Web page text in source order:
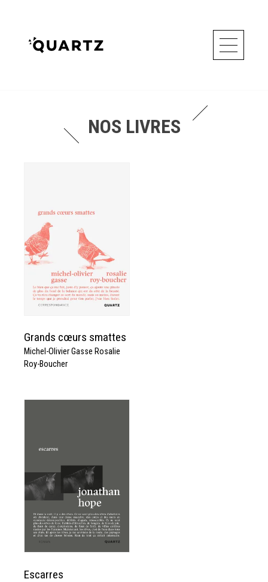
NOS LIVRES
Grands cœurs smattes
Michel-Olivier Gasse Rosalie
Roy-Boucher
Escarres